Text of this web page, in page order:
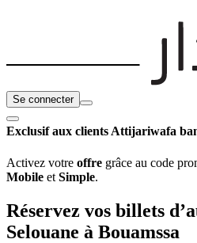
Se connecter
Exclusif aux clients Attijariwafa
Activez votre offre grâce au code
Mobile et Simple.
Réservez vos billets
Selouane à Bouamssa